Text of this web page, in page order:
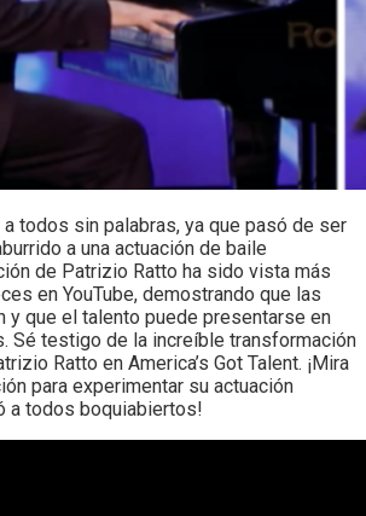
todos sin palabras, ya que pasó de ser
a una actuación de baile
de Patrizio Ratto ha sido vista más
en YouTube, demostrando que las
y que el talento puede presentarse en
Sé testigo de la increíble transformación
Ratto en America’s Got Talent. ¡Mira
para experimentar su actuación
a todos boquiabiertos!